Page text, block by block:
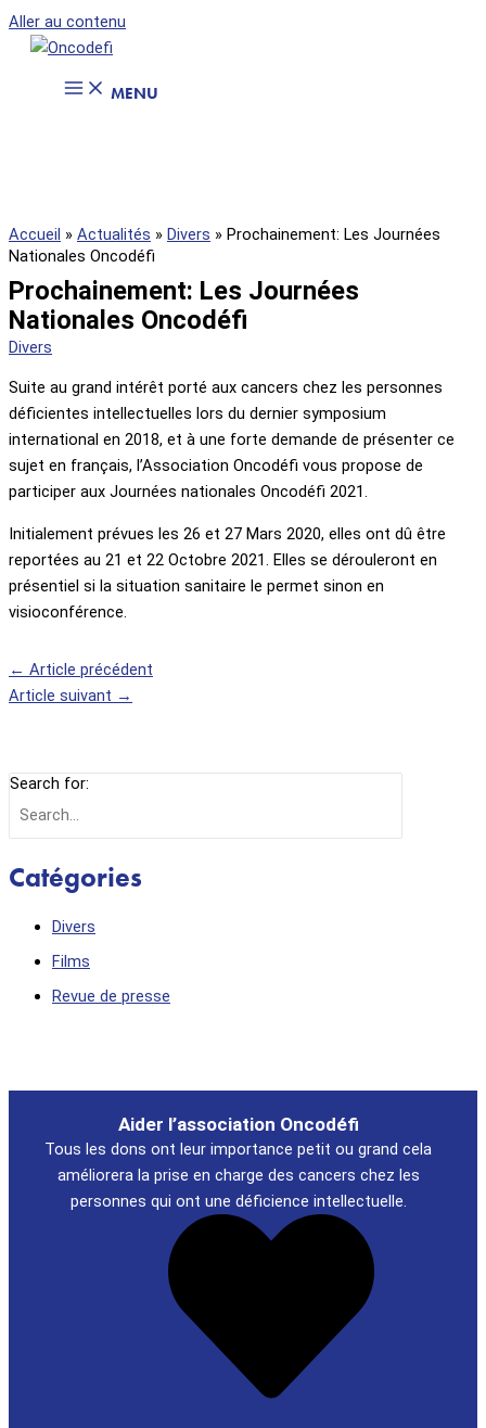
Aller au contenu
MENU
Accueil » Actualités » Divers » Prochainement: Les Journées
Nationales Oncodéfi
Prochainement: Les Journées
Nationales Oncodéfi
Divers
Suite au grand intérêt porté aux cancers chez les personnes
déficientes intellectuelles lors du dernier symposium
international en 2018, et à une forte demande de présenter ce
sujet en français, l’Association Oncodéfi vous propose de
participer aux Journées nationales Oncodéfi 2021.
Initialement prévues les 26 et 27 Mars 2020, elles ont dû être
reportées au 21 et 22 Octobre 2021. Elles se dérouleront en
présentiel si la situation sanitaire le permet sinon en
visioconférence.
← Article précédent
Article suivant →
Search for:
Catégories
Divers
Films
Revue de presse
Aider l’association Oncodéfi
Tous les dons ont leur importance petit ou grand cela
améliorera la prise en charge des cancers chez les
personnes qui ont une déficience intellectuelle.